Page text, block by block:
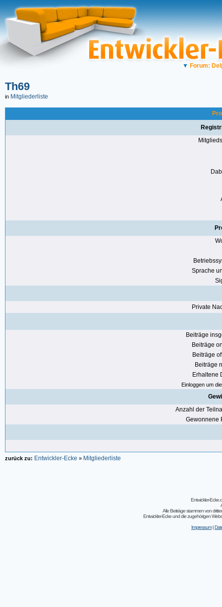
▼ Forum:
Th69
in Mitgliederliste
Sprache
Private
Beiträge
Beiträge
Beiträge
Beiträge
Erhaltene
Einloggen um
Anzahl der
Gewonnene
zurück zu: Entwickler-Ecke » Mitgliederliste
Entwickler-
Alle Beiträge stammen von
Entwickler-Ecke und die zugehörigen
Impressum|